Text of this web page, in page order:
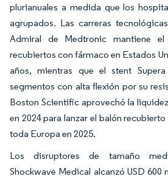
plurianuales a medida que los
agrupados. Las carreras
Admiral de Medtronic mantiene
recubiertos con fármaco en Estados
años, mientras que el stent
segmentos con alta flexión por su
Boston Scientific aprovechó la
en 2024 para lanzar el balón
toda Europa en 2025.
Los disruptores de tamaño
Shockwave Medical alcanzó USD 600